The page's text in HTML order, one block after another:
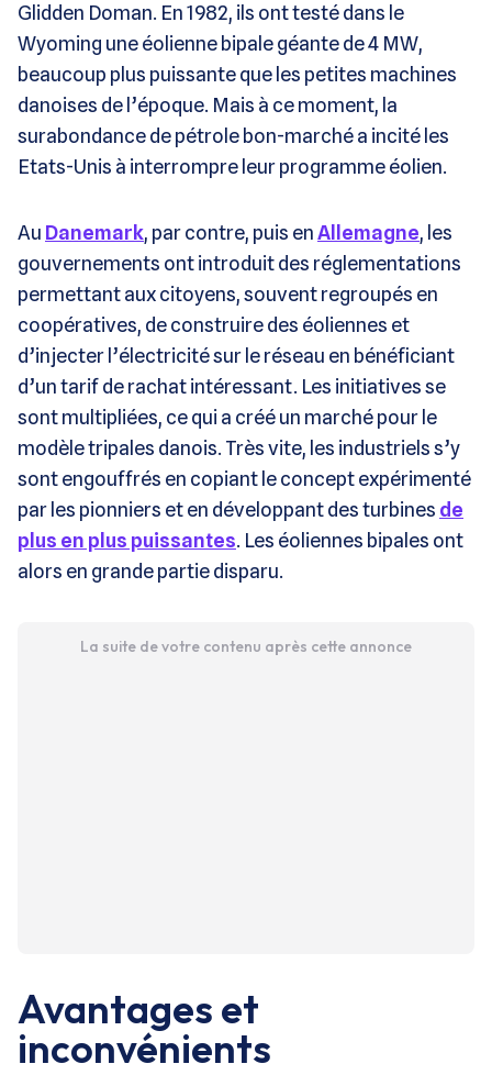
Glidden Doman. En 1982, ils ont testé dans le
Wyoming une éolienne bipale géante de 4 MW,
beaucoup plus puissante que les petites machines
danoises de l’époque. Mais à ce moment, la
surabondance de pétrole bon-marché a incité les
Etats-Unis à interrompre leur programme éolien.
Au Danemark, par contre, puis enAllemagne, les
gouvernements ont introduit des réglementations
permettant aux citoyens, souvent regroupés en
coopératives, de construire des éoliennes et
d’injecter l’électricité sur le réseau en bénéficiant
d’un tarif de rachat intéressant. Les initiatives se
sont multipliées, ce qui a créé un marché pour le
modèle tripales danois. Très vite, les industriels s’y
sont engouffrés en copiant le concept expérimenté
par les pionniers et en développant des turbines de
plus en plus puissantes. Les éoliennes bipales ont
alors en grande partie disparu.
La suite de votre contenu après cette annonce
Avantages et
inconvénients